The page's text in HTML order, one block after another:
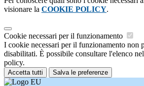
visionare la COOKIE POLICY.
Cookie necessari per il funzionamento
I cookie necessari per il funzionamento non
disabilitati. È possibile consultare l'elenco
policy.
Accetta tutti Salva le preferenze